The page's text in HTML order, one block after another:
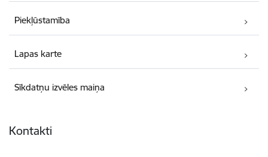
Piekļūstamība
Lapas karte
Sīkdatņu izvēles maiņa
Kontakti